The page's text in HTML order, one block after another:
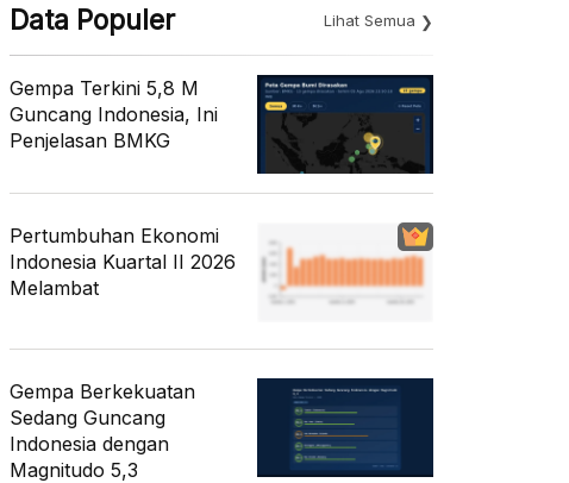
Data Populer Lihat Semua
Gempa Terkini 5,8 M
Guncang Indonesia, Ini
Penjelasan BMKG
Pertumbuhan Ekonomi
Indonesia Kuartal II 2026
Melambat
Gempa Berkekuatan
Sedang Guncang
Indonesia dengan
Magnitudo 5,3